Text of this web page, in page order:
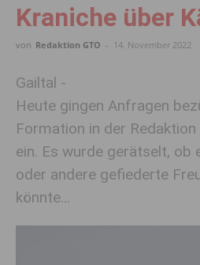
Kraniche über
von Redaktion GTO - 14. November 2022
Gailtal -
Heute gingen Anfragen
Formation in der
ein. Es wurde gerätselt, ob
oder andere gefiederte
könnte…